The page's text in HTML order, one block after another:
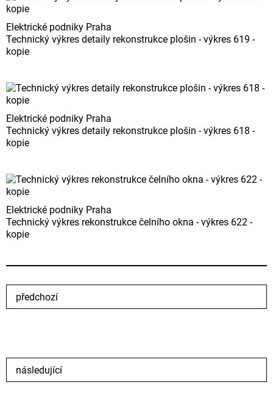
Elektrické podniky Praha
Technický výkres detaily rekonstrukce plošin - výkres 619 -
kopie
Elektrické podniky Praha
Technický výkres detaily rekonstrukce plošin - výkres 618 -
kopie
Elektrické podniky Praha
Technický výkres rekonstrukce čelního okna - výkres 622 -
kopie
předchozí
následující